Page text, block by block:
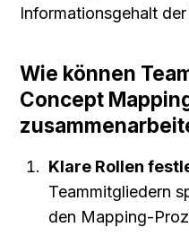
Informationsgehalt der
Wie können
Concept
Klare Rollen
Teammitgliedern
den Mapping-